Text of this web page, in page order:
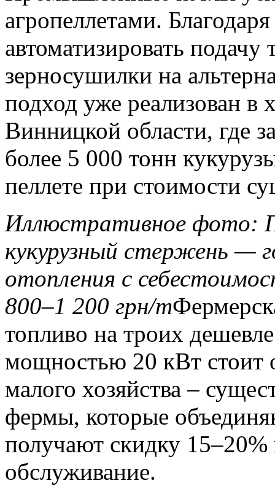
агропеллетами.
автоматизировать подачу
зерносушилки на
подход уже реализован в
Винницкой области, где
более 5 000 тонн
пеллете при стоимости
Иллюстративное фото:
кукурузный стержень —
отопления с
800–1 200 грн/т
топливо на троих
мощностью 20 кВт стоит
малого хозяйства –
фермы, которые
получают скидку 15–20%
обслуживание.